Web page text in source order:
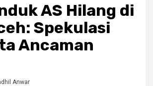
AS Hilang di
Spekulasi
Ancaman
Anwar